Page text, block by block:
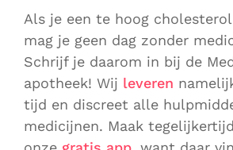
Als je een te hoog
mag je geen dag zonder
Schrijf je daarom in bij de
apotheek! Wij leveren
tijd en discreet alle
medicijnen. Maak